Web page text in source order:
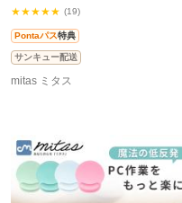
★★★★★ (19)
Pontaパス特典
サンキュー配送
mitas ミタス